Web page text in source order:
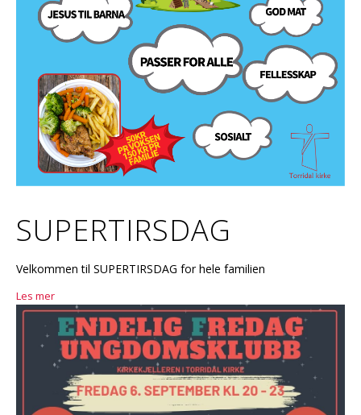
SUPERTIRSDAG
Velkommen til SUPERTIRSDAG for hele familien
Les mer